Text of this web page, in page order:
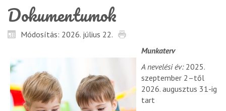
Dokumentumok
Módosítás: 2026. július 22.
Munkaterv
A nevelési év:2025.
szeptember 2–től
2026. augusztus 31-ig
tart